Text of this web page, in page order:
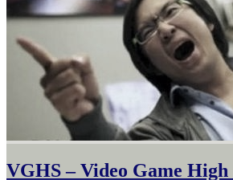
VGHS – Video Game High